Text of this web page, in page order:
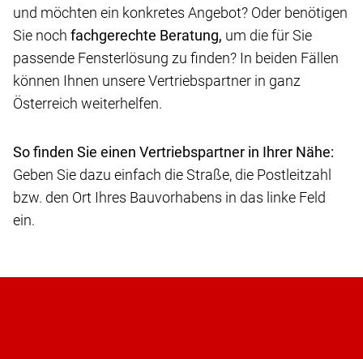
und möchten ein konkretes Angebot? Oder benötigen
Sie noch fachgerechte Beratung, um die für Sie
passende Fensterlösung zu finden? In beiden Fällen
können Ihnen unsere Vertriebspartner in ganz
Österreich weiterhelfen.
So finden Sie einen Vertriebspartner in Ihrer Nähe:
Geben Sie dazu einfach die Straße, die Postleitzahl
bzw. den Ort Ihres Bauvorhabens in das linke Feld
ein.